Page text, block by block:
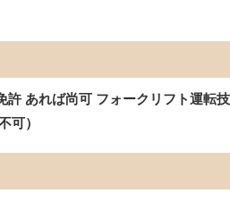
許 あれば尚可 フォークリフト運転
可）